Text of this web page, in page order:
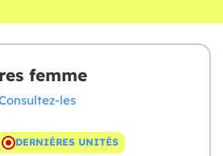
femme
les
DERNIÈRES UNITÉS